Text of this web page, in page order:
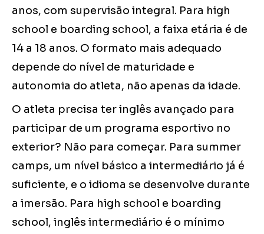
anos, com supervisão integral. Para high
school e boarding school, a faixa etária é de
14 a 18 anos. O formato mais adequado
depende do nível de maturidade e
autonomia do atleta, não apenas da idade.
O atleta precisa ter inglês avançado para
participar de um programa esportivo no
exterior? Não para começar. Para summer
camps, um nível básico a intermediário já é
suficiente, e o idioma se desenvolve durante
a imersão. Para high school e boarding
school, inglês intermediário é o mínimo